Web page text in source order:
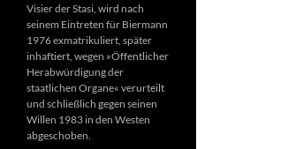
Visier der Stasi, wird nach
seinem Eintreten für Biermann
1976 exmatrikuliert, später
inhaftiert, wegen »Öffentlicher
Herabwürdigung der
staatlichen Organe« verurteilt
und schließlich gegen seinen
Willen 1983 in den Westen
abgeschoben.